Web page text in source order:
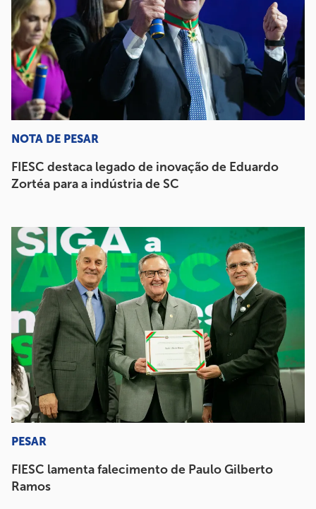
NOTA DE PESAR
FIESC destaca legado de inovação de Eduardo
Zortéa para a indústria de SC
PESAR
FIESC lamenta falecimento de Paulo Gilberto
Ramos